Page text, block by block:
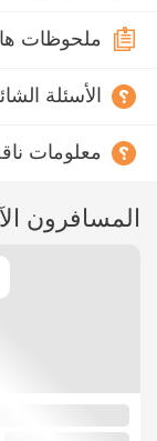
ملحوظات
الأسئلة
معلومات
المسافرون